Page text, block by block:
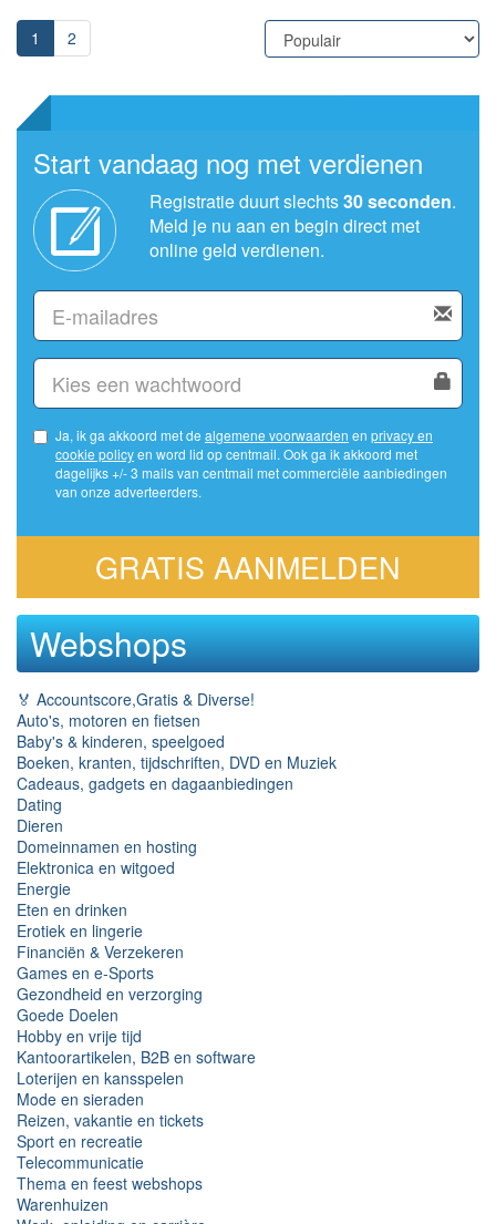
1 2
Start vandaag nog met verdienen
Registratie duurt slechts30 seconden.
Meld je nu aan en begin direct met
online geld verdienen.
Ja, ik ga akkoord met de algemene voorwaarden en privacy en
cookie policy
dagelijks +/- 3 mails van centmail met commerciële aanbiedingen
van onze adverteerders.
GRATIS AANMELDEN
Webshops
🏅 Accountscore,Gratis & Diverse!
Auto's, motoren en fietsen
Baby's & kinderen, speelgoed
Boeken, kranten, tijdschriften, DVD en Muziek
Cadeaus, gadgets en dagaanbiedingen
Dating
Dieren
Domeinnamen en hosting
Elektronica en witgoed
Energie
Eten en drinken
Erotiek en lingerie
Financiën & Verzekeren
Games en e-Sports
Gezondheid en verzorging
Goede Doelen
Hobby en vrije tijd
Kantoorartikelen, B2B en software
Loterijen en kansspelen
Mode en sieraden
Reizen, vakantie en tickets
Sport en recreatie
Telecommunicatie
Thema en feest webshops
Warenhuizen